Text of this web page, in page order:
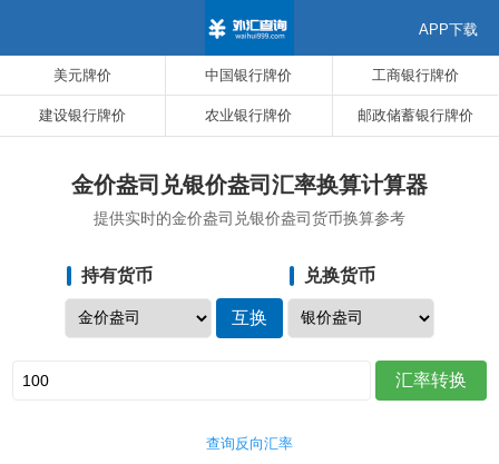
美元牌价 中国银行牌价 工商银行牌价
建设银行牌价 农业银行牌价 邮政储蓄银行牌价
APP下载
金价盎司兑银价盎司汇率换算计算器
提供实时的金价盎司兑银价盎司货币换算参考
持有货币 兑换货币
查询反向汇率